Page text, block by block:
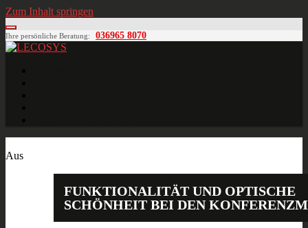
Zum Inhalt springen
Ihre persönliche Beratung: 036965 8070
Aus
FUNKTIONALITÄT UND OPTISCHE
SCHÖNHEIT BEI DEN